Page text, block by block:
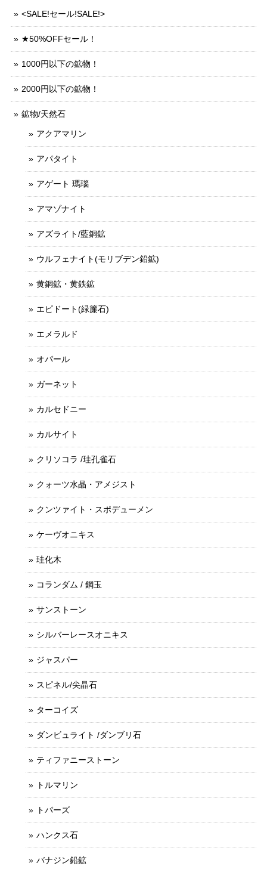
<SALE!セール!SALE!>
★50%OFFセール！
1000円以下の鉱物！
2000円以下の鉱物！
鉱物/天然石
アクアマリン
アパタイト
アゲート 瑪瑙
アマゾナイト
アズライト/藍銅鉱
ウルフェナイト(モリブデン鉛鉱)
黄銅鉱・黄鉄鉱
エピドート(緑簾石)
エメラルド
オパール
ガーネット
カルセドニー
カルサイト
クリソコラ /珪孔雀石
クォーツ水晶・アメジスト
クンツァイト・スポデューメン
ケーヴオニキス
珪化木
コランダム / 鋼玉
サンストーン
シルバーレースオニキス
ジャスパー
スピネル/尖晶石
ターコイズ
ダンビュライト /ダンブリ石
ティファニーストーン
トルマリン
トパーズ
ハンクス石
バナジン鉛鉱